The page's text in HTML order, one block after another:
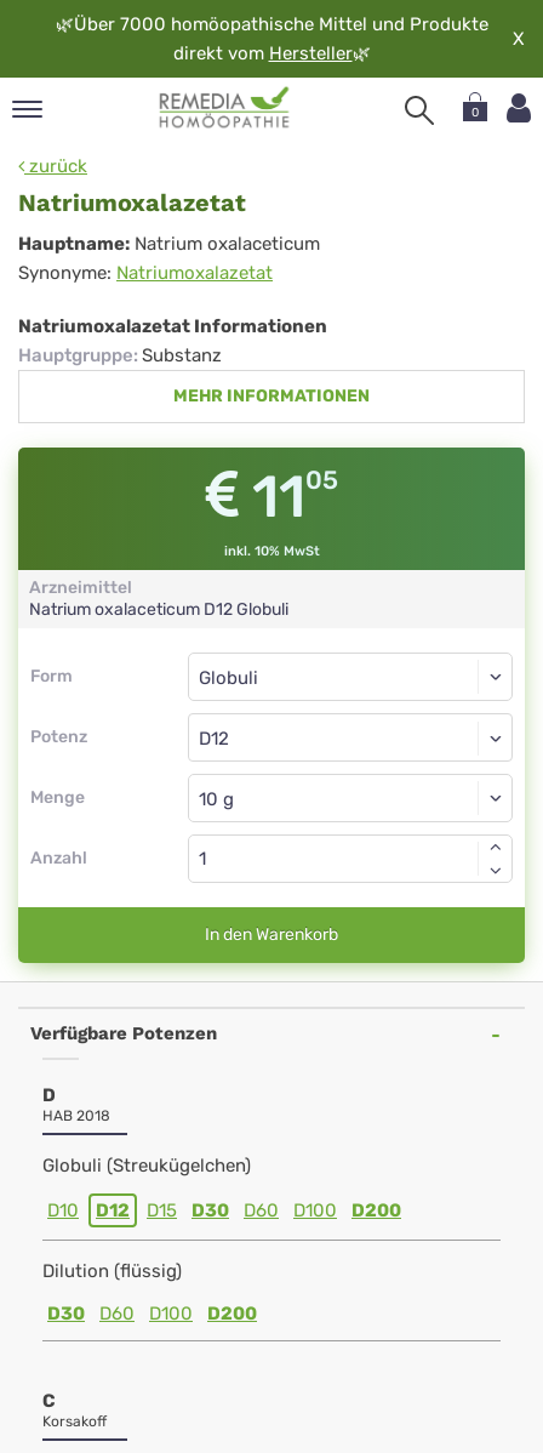
🌿Über 7000 homöopathische Mittel und Produkte
direkt vom Hersteller🌿
X
0
zurück
Natriumoxalazetat
Natriumoxalazetat
Hauptname: Natrium oxalaceticum
Synonyme: Natriumoxalazetat
Natriumoxalazetat Informationen
Hauptgruppe: Substanz
MEHR INFORMATIONEN
1105
inkl. 10% MwSt
Arzneimittel
Natrium oxalaceticum D12Globuli
Form
Form
Potenz
Globuli
D12
Menge
Globuli
Anzahl
In den Warenkorb
Verfügbare Potenzen
D
HAB 2018
Globuli (Streukügelchen)
D10 D12 D15 D30 D60 D100 D200
Dilution (flüssig)
D30
D60 D100 D200
C
Korsakoff